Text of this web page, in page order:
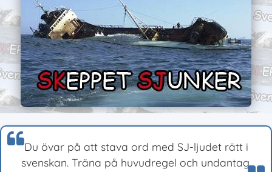
Du övar på att stava ord med SJ-ljudet rätt i
svenskan. Träna på huvudregel och undantag.